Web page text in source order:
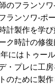
のフランソ
ランソワ-ポ
計製作を学
ク時計の修
にはトゥー
・プレに工
のために製